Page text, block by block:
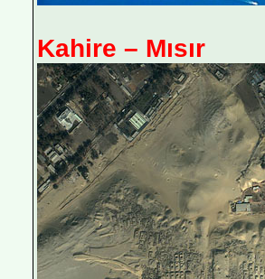
Kahire – Mısır